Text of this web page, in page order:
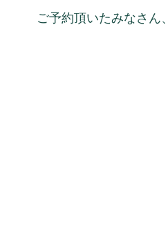
ご予約頂いたみなさん